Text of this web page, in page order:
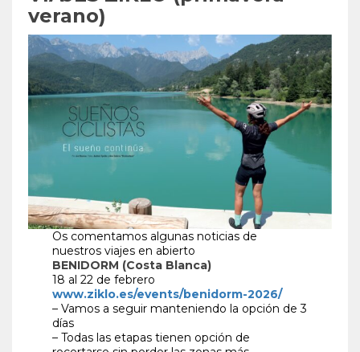
verano)
Os comentamos algunas noticias de
nuestros viajes en abierto
BENIDORM (Costa Blanca)
18 al 22 de febrero
www.ziklo.es/events/benidorm-2026/
– Vamos a seguir manteniendo la opción de 3
días
– Todas las etapas tienen opción de